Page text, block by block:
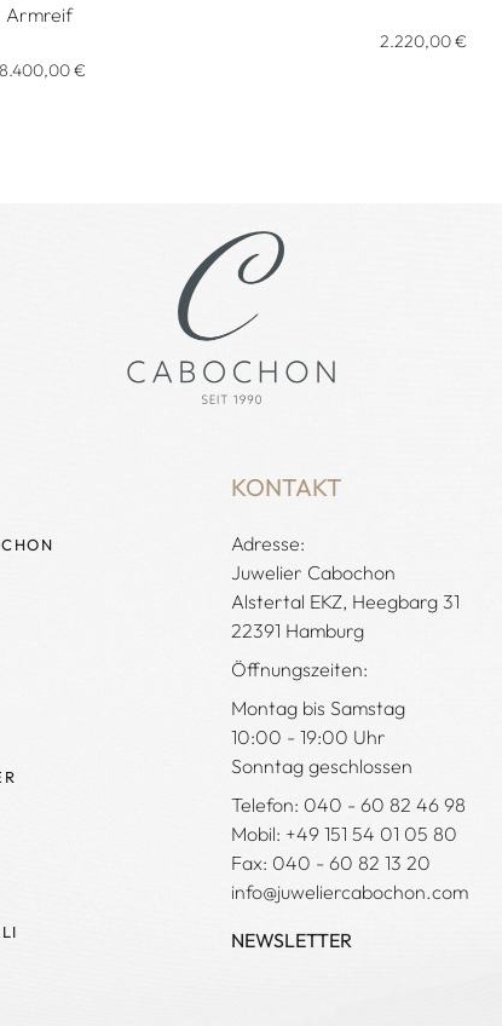
Preis: 3.520,00 €
Armreif
Diamonds Icons Joaillerie Armreif, Ref: 85A615-5000,
€
2.220,00 €
KONTAKT
Adresse:
Juwelier Cabochon
Alstertal EKZ, Heegbarg 31
22391 Hamburg
Öffnungszeiten:
Montag bis Samstag
10:00 - 19:00 Uhr
Sonntag geschlossen
Telefon: 040 - 60 82 46 98
Mobil: +49 151 54 01 05 80
Fax: 040 - 60 82 13 20
info@juweliercabochon.com
NEWSLETTER